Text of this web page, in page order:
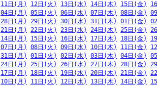
11日(月) 12日(火) 13日(水) 14日(木) 15日(金)
04日(月) 05日(火) 06日(水) 07日(木) 08日(金)
28日(月) 29日(火) 30日(水) 31日(木) 01日(金)
21日(月) 22日(火) 23日(水) 24日(木) 25日(金)
14日(月) 15日(火) 16日(水) 17日(木) 18日(金)
07日(月) 08日(火) 09日(水) 10日(木) 11日(金)
31日(月) 01日(火) 02日(水) 03日(木) 04日(金)
24日(月) 25日(火) 26日(水) 27日(木) 28日(金)
17日(月) 18日(火) 19日(水) 20日(木) 21日(金)
10日(月) 11日(火) 12日(水) 13日(木) 14日(金)